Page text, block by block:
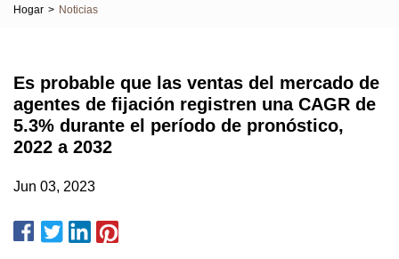
Hogar > Noticias
Es probable que las ventas del mercado de
agentes de fijación registren una CAGR de
5.3% durante el período de pronóstico,
2022 a 2032
Jun 03, 2023